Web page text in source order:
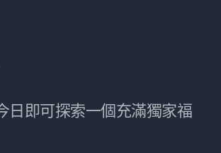
日即可探索一個充滿獨家福